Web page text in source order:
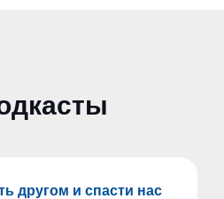
другом и спасти нас